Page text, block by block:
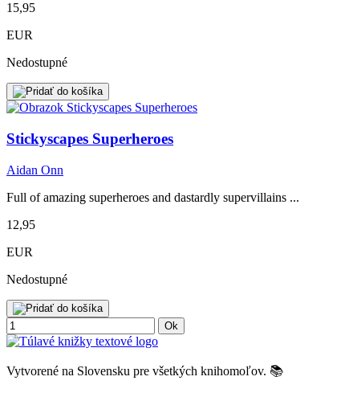
15,95
EUR
Nedostupné
Stickyscapes Superheroes
Aidan Onn
Full of amazing superheroes and dastardly supervillains ...
12,95
EUR
Nedostupné
Ok
Vytvorené na Slovensku pre všetkých knihomoľov. 📚